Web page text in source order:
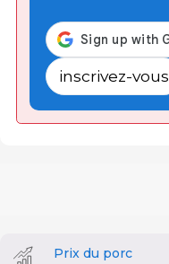
inscrivez-vous
Prix du porc